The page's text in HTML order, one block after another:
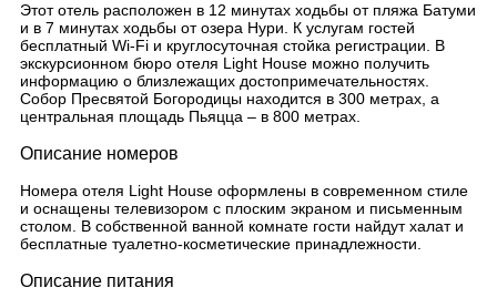
Этот отель расположен в 12 минутах ходьбы от пляжа Батуми
и в 7 минутах ходьбы от озера Нури. К услугам гостей
бесплатный Wi-Fi и круглосуточная стойка регистрации. В
экскурсионном бюро отеля Light House можно получить
информацию о близлежащих достопримечательностях.
Собор Пресвятой Богородицы находится в 300 метрах, а
центральная площадь Пьяцца – в 800 метрах.
Описание номеров
Номера отеля Light House оформлены в современном стиле
и оснащены телевизором с плоским экраном и письменным
столом. В собственной ванной комнате гости найдут халат и
бесплатные туалетно-косметические принадлежности.
Описание питания